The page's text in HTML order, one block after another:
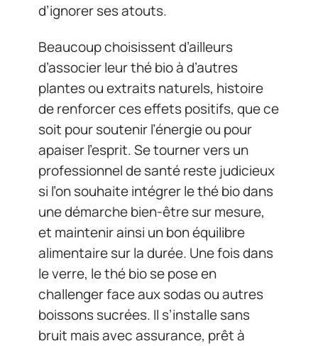
d’ignorer ses atouts.
Beaucoup choisissent d’ailleurs
d’associer leur thé bio à d’autres
plantes ou extraits naturels, histoire
de renforcer ces effets positifs, que ce
soit pour soutenir l’énergie ou pour
apaiser l’esprit. Se tourner vers un
professionnel de santé reste judicieux
si l’on souhaite intégrer le thé bio dans
une démarche bien-être sur mesure,
et maintenir ainsi un bon équilibre
alimentaire sur la durée. Une fois dans
le verre, le thé bio se pose en
challenger face aux sodas ou autres
boissons sucrées. Il s’installe sans
bruit mais avec assurance, prêt à